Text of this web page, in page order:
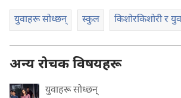
युवाहरू सोध्छन्‌ स्कुल किशोरकिशोरी र
अन्य रोचक विषयहरू
युवाहरू सोध्छन्‌